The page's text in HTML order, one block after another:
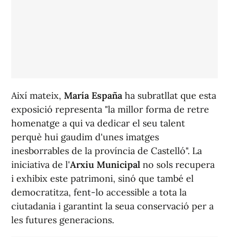
Així mateix, María España ha subratllat que esta
exposició representa "la millor forma de retre
homenatge a qui va dedicar el seu talent
perquè hui gaudim d'unes imatges
inesborrables de la província de Castelló". La
iniciativa de l'Arxiu Municipal no sols recupera
i exhibix este patrimoni, sinó que també el
democratitza, fent-lo accessible a tota la
ciutadania i garantint la seua conservació per a
les futures generacions.